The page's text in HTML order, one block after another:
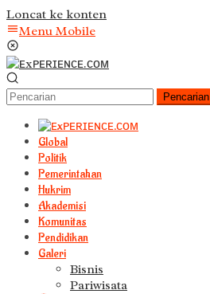
Loncat ke konten
Menu Mobile
Pencarian
Global
Politik
Pemerintahan
Hukrim
Akademisi
Komunitas
Pendidikan
Galeri
Bisnis
Pariwisata